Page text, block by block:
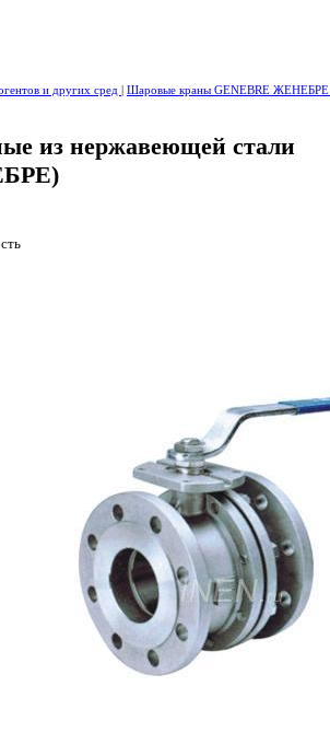
и других сред | Шаровые краны GENEBRE ЖЕНЕБРЕ
из нержавеющей стали